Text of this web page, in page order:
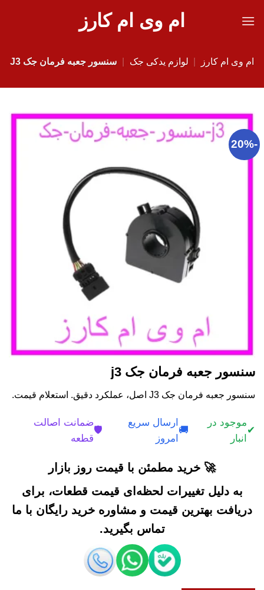
ام وی ام کارز
ام وی ام کارز لوازم یدکی جک سنسور جعبه فرمان جک J3
-20%
سنسور جعبه فرمان جک j3
سنسور جعبه فرمان جک J3 اصل، عملکرد دقیق. استعلام قیمت.
✔
موجود در
انبار
🚚
ارسال سریع
امروز
🛡️
ضمانت اصالت
قطعه
🚀 خرید مطمئن با قیمت روز بازار
به دلیل تغییرات لحظه‌ای قیمت قطعات، برای
دریافت بهترین قیمت و مشاوره خرید رایگان با ما
تماس بگیرید.